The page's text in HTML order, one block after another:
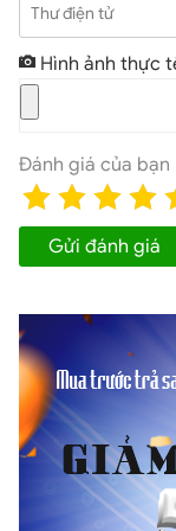
Có thể nói rằng
nhà Apple gây
14 Pro cũ rẻ nhất
đến 6.1 inch và
có thể dễ dàng
Thư điện tử
Hình ảnh thực
Đánh giá của bạn
Gửi đánh giá